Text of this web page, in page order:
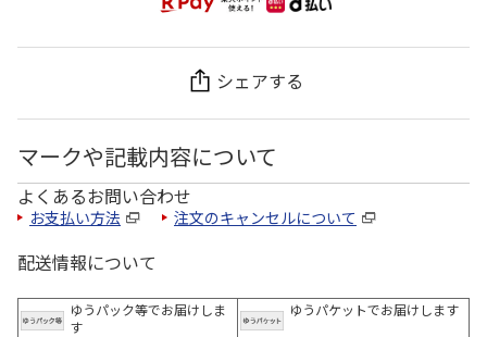
シェアする
マークや記載内容について
よくあるお問い合わせ
お支払い方法 注文のキャンセルについて
配送情報について
ゆうパック等でお届けしま
す
ゆうパケットでお届けします